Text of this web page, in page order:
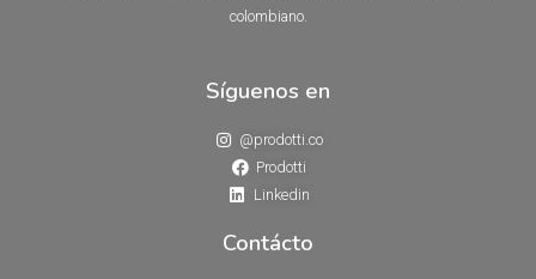
colombiano.
Síguenos en
@prodotti.co
Prodotti
Linkedin
Contácto